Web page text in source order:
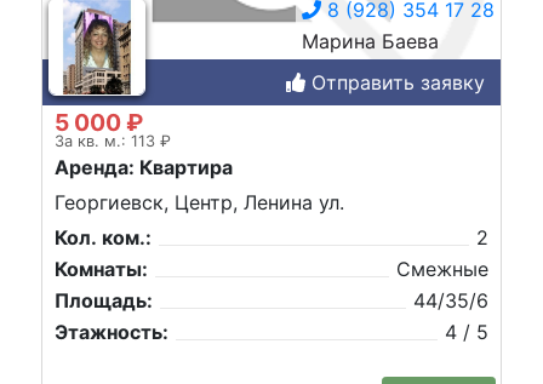
8 (928) 354 17 28
Марина Баева
Отправить заявку
5 000 ₽
За кв. м.: 113 ₽
Аренда: Квартира
Георгиевск, Центр, Ленина ул.
Кол. ком.:
2
Комнаты:
Смежные
Площадь:
44/35/6
Этажность:
4 / 5